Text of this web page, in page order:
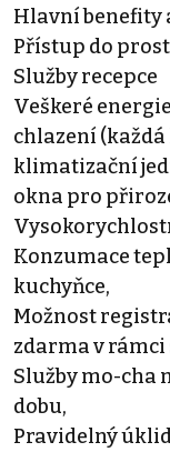
Hlavní benefity
Přístup do
Služby recepce
Veškeré
chlazení
klimatizační
okna pro
Konzumace
kuchyňce,
Možnost
zdarma v
Služby mo-cha
dobu,
Pravidelný